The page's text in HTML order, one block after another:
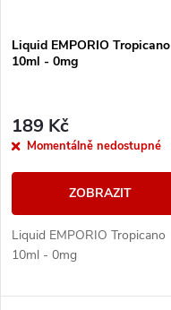
Liquid EMPORIO Tropicano
10ml - 0mg
189 Kč
Momentálně nedostupné
ZOBRAZIT
Liquid EMPORIO Tropicano
10ml - 0mg